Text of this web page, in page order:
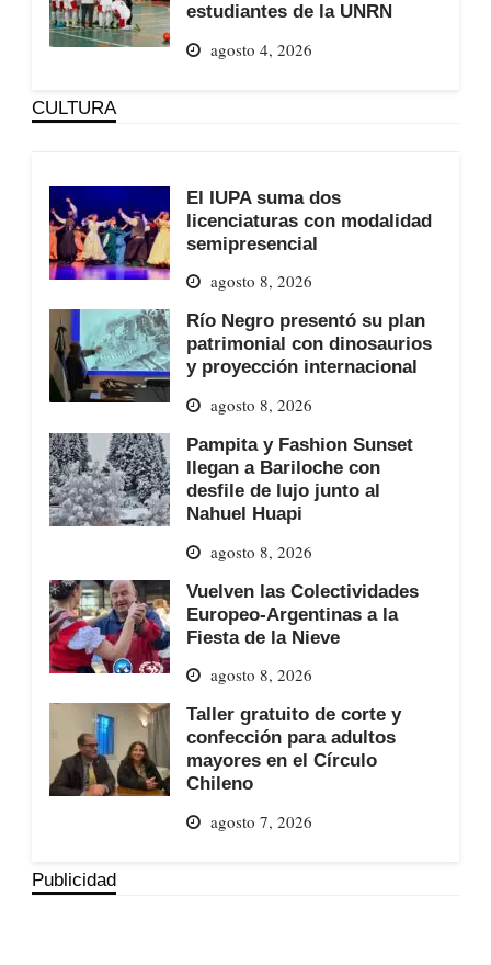
estudiantes de la UNRN
agosto 4, 2026
CULTURA
El IUPA suma dos
licenciaturas con modalidad
semipresencial
agosto 8, 2026
Río Negro presentó su plan
patrimonial con dinosaurios
y proyección internacional
agosto 8, 2026
Pampita y Fashion Sunset
llegan a Bariloche con
desfile de lujo junto al
Nahuel Huapi
agosto 8, 2026
Vuelven las Colectividades
Europeo-Argentinas a la
Fiesta de la Nieve
agosto 8, 2026
Taller gratuito de corte y
confección para adultos
mayores en el Círculo
Chileno
agosto 7, 2026
Publicidad